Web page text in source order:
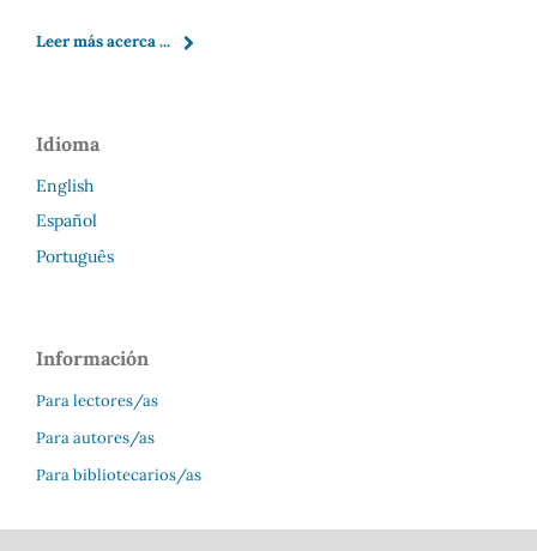
Leer más acerca ...
Idioma
English
Español
Português
Información
Para lectores/as
Para autores/as
Para bibliotecarios/as